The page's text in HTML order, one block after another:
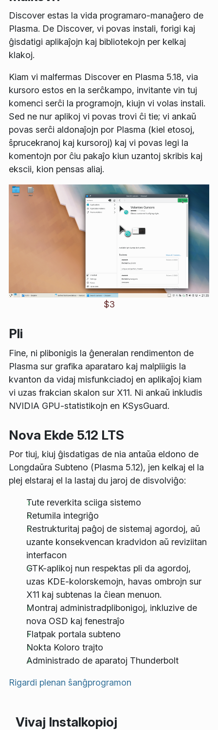
Discover estas la vida programaro-manaĝero de
Plasma. De Discover, vi povas instali, forigi kaj
ĝisdatigi aplikaĵojn kaj bibliotekojn per kelkaj
klakoj.
Kiam vi malfermas Discover en Plasma 5.18, via
kursoro estos en la serĉkampo, invitante vin tuj
komenci serĉi la programojn, kiujn vi volas instali.
Sed ne nur aplikoj vi povas trovi ĉi tie; vi ankaŭ
povas serĉi aldonaĵojn por Plasma (kiel etosoj,
ŝprucekranoj kaj kursoroj) kaj vi povas legi la
komentojn por ĉiu pakaĵo kiun uzantoj skribis kaj
ekscii, kion pensas aliaj.
$3
Pli
Fine, ni plibonigis la ĝeneralan rendimenton de
Plasma sur grafika aparataro kaj malpliigis la
kvanton da vidaj misfunkciadoj en aplikaĵoj kiam
vi uzas frakcian skalon sur X11. Ni ankaŭ inkludis
NVIDIA GPU-statistikojn en KSysGuard.
Nova Ekde 5.12 LTS
Por tiuj, kiuj ĝisdatigas de nia antaŭa eldono de
Longdaŭra Subteno (Plasma 5.12), jen kelkaj el la
plej elstaraj el la lastaj du jaroj de disvolviĝo:
Tute reverkita sciiga sistemo
Retumila integriĝo
Restrukturitaj paĝoj de sistemaj agordoj, aŭ
uzante konsekvencan kradvidon aŭ reviziitan
interfacon
GTK-aplikoj nun respektas pli da agordoj,
uzas KDE-kolorskemojn, havas ombrojn sur
X11 kaj subtenas la ĉiean menuon.
Montraj administradplibonigoj, inkluzive de
nova OSD kaj fenestraĵo
Flatpak portala subteno
Nokta Koloro trajto
Administrado de aparatoj Thunderbolt
Rigardi plenan ŝanĝprogramon
Vivaj Instalkopioj